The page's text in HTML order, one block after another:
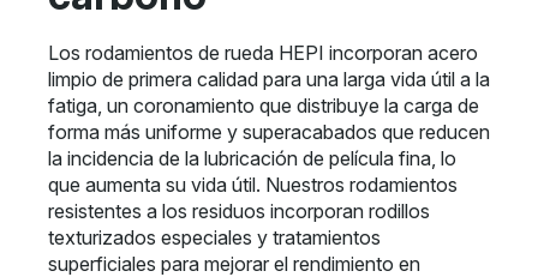
Los rodamientos de rueda HEPI incorporan acero
limpio de primera calidad para una larga vida útil a la
fatiga, un coronamiento que distribuye la carga de
forma más uniforme y superacabados que reducen
la incidencia de la lubricación de película fina, lo
que aumenta su vida útil. Nuestros rodamientos
resistentes a los residuos incorporan rodillos
texturizados especiales y tratamientos
superficiales para mejorar el rendimiento en